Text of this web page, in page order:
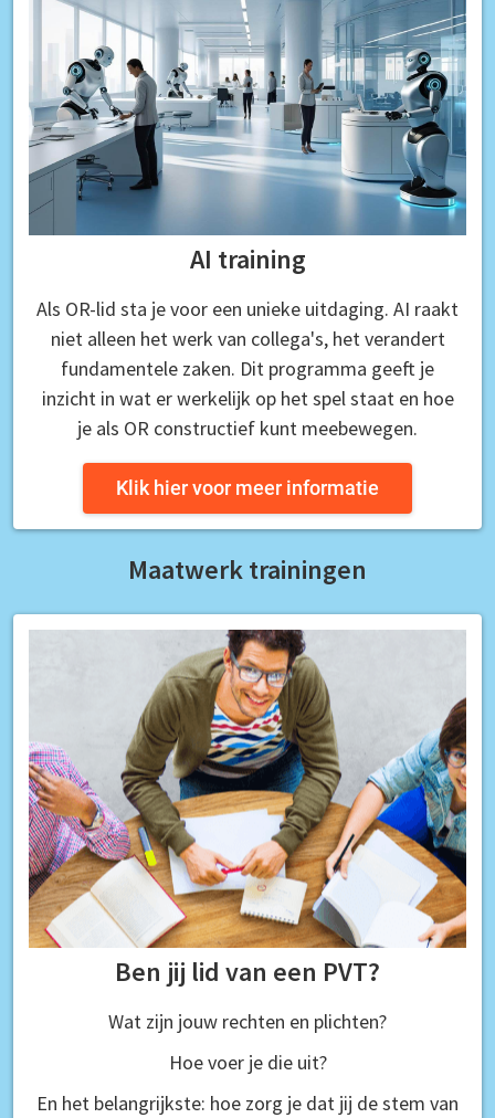
AI training
Als OR-lid sta je voor een unieke uitdaging. AI raakt
niet alleen het werk van collega's, het verandert
fundamentele zaken. Dit programma geeft je
inzicht in wat er werkelijk op het spel staat en hoe
je als OR constructief kunt meebewegen.
Klik hier voor meer informatie
Maatwerk trainingen
Ben jij lid van een PVT?
Wat zijn jouw rechten en plichten?
Hoe voer je die uit?
En het belangrijkste: hoe zorg je dat jij de stem van